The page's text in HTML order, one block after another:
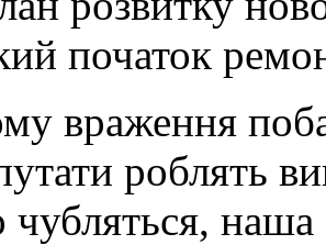
початок
враження
роблять
чубляться,